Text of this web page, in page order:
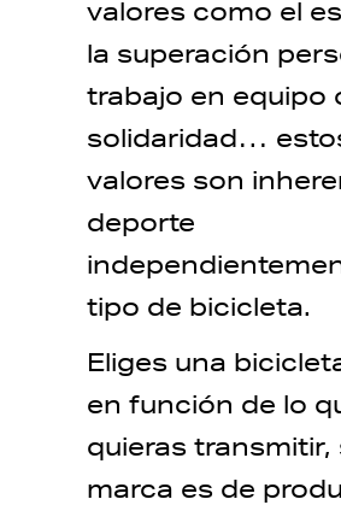
valores como el
la superación
trabajo en equipo
solidaridad…
valores son
deporte
tipo de bicicleta.
Eliges una
en función de lo
quieras transmitir,
marca es de